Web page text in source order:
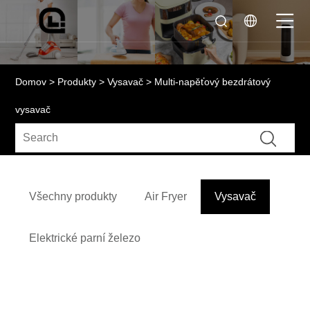
Domov > Produkty >Vysavač > Multi-napěťový bezdrátový
vysavač
Všechny produkty Air Fryer Vysavač
Elektrické parní železo